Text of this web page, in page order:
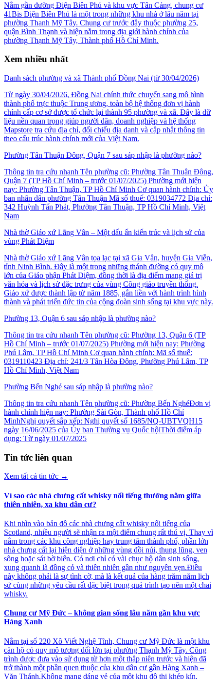
Nằm gần đường Điện Biên Phủ và khu vực Tân Cảng, chung cư
41Bis Điện Biên Phủ là một trong những khu nhà ở lâu năm tại
phường Thạnh Mỹ Tây. Chung cư trước đây thuộc phường 25,
quận Bình Thạnh và hiện nằm trong địa giới hành chính của
phường Thạnh Mỹ Tây, Thành phố Hồ Chí Minh.
Xem nhiều nhất
Danh sách phường và xã Thành phố Đồng Nai (từ 30/04/2026)
Từ ngày 30/04/2026, Đồng Nai chính thức chuyển sang mô hình
thành phố trực thuộc Trung ương, toàn bộ hệ thống đơn vị hành
chính cấp cơ sở được tổ chức lại thành 95 phường và xã. Đây là dữ
liệu nền quan trọng giúp người dân, doanh nghiệp và hệ thống
Mapstore tra cứu địa chỉ, đối chiếu địa danh và cập nhật thông tin
theo cấu trúc hành chính mới của Việt Nam.
Phường Tân Thuận Đông, Quận 7 sau sáp nhập là phường nào?
Thông tin tra cứu nhanh Tên phường cũ: Phường Tân Thuận Đông,
Quận 7 (TP Hồ Chí Minh – trước 01/07/2025) Phường mới hiện
nay: Phường Tân Thuận, TP Hồ Chí Minh Cơ quan hành chính: Ủy
ban nhân dân phường Tân Thuận Mã số thuế: 0319034772 Địa chỉ:
342 Huỳnh Tấn Phát, Phường Tân Thuận, TP Hồ Chí Minh, Việt
Nam
Nhà thờ Giáo xứ Lãng Vân – Một dấu ấn kiến trúc và lịch sử của
vùng Phát Diệm
Nhà thờ Giáo xứ Lãng Vân tọa lạc tại xã Gia Vân, huyện Gia Viễn,
tỉnh Ninh Bình. Đây là một trong những thánh đường có quy mô
lớn của Giáo phận Phát Diệm, đồng thời là địa điểm mang giá trị
văn hóa và lịch sử đặc trưng của vùng Công giáo truyền thống.
Giáo xứ được thành lập từ năm 1885, gắn liền với hành trình hình
thành và phát triển đức tin của cộng đoàn sinh sống tại khu vực này.
Phường 13, Quận 6 sau sáp nhập là phường nào?
Thông tin tra cứu nhanh Tên phường cũ: Phường 13, Quận 6 (TP
Hồ Chí Minh – trước 01/07/2025) Phường mới hiện nay: Phường
Phú Lâm, TP Hồ Chí Minh Cơ quan hành chính: Mã số thuế:
0319110423 Địa chỉ: 241/3 Tân Hòa Đông, Phường Phú Lâm, TP
Hồ Chí Minh, Việt Nam
Phường Bến Nghé sau sáp nhập là phường nào?
Thông tin tra cứu nhanh Tên phường cũ: Phường Bến NghéĐơn vị
hành chính hiện nay: Phường Sài Gòn, Thành phố Hồ Chí
MinhNghị quyết sắp xếp: Nghị quyết số 1685/NQ-UBTVQH15
ngày 16/06/2025 của Ủy ban Thường vụ Quốc hộiThời điểm áp
dụng: Từ ngày 01/07/2025
Tin tức liên quan
Xem tất cả tin tức →
Vì sao các nhà chưng cất whisky nổi tiếng thường nằm giữa
thiên nhiên, xa khu dân cư?
Khi nhìn vào bản đồ các nhà chưng cất whisky nổi tiếng của
Scotland, nhiều người sẽ nhận ra một điểm chung rất thú vị. Thay vì
nằm trong các khu công nghiệp hay trung tâm thành phố, phần lớn
nhà chưng cất lại hiện diện ở những vùng đồi núi, thung lũng, ven
sông hoặc sát bờ biển. Có nơi chỉ có vài chục hộ dân sinh sống,
xung quanh là đồng cỏ và thiên nhiên gần như nguyên vẹn.Điều
này không phải là sự tình cờ, mà là kết quả của hàng trăm năm lịch
sử cùng những yêu cầu rất đặc biệt trong quá trình tạo nên một chai
whisky.
Chung cư Mỹ Đức – không gian sống lâu năm gần khu vực
Hàng Xanh
Nằm tại số 220 Xô Viết Nghệ Tĩnh, Chung cư Mỹ Đức là một khu
căn hộ có quy mô tương đối lớn tại phường Thạnh Mỹ Tây. Công
trình được đưa vào sử dụng từ hơn một thập niên trước và hiện đã
trở thành một phần quen thuộc của khu dân cư gần Hàng Xanh –
Văn Thánh.Không mang dáng vẻ của một khu đô thị khép kín,